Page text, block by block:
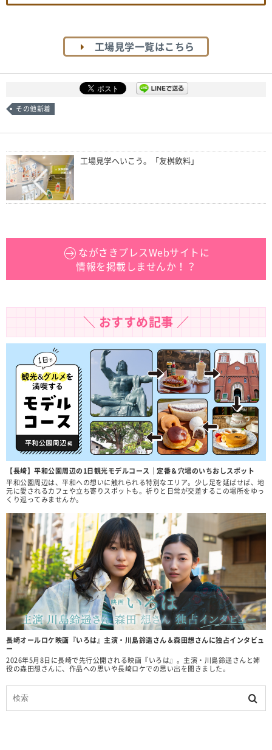
工場見学一覧はこちら
その他新着
工場見学へいこう。「友桝飲料」
ながさきプレスWebサイトに
情報を掲載しませんか！？
＼ おすすめ記事 ／
【長崎】平和公園周辺の1日観光モデルコース｜定番＆穴場のいちおしスポット
平和公園周辺は、平和への想いに触れられる特別なエリア。少し足を延ばせば、地
元に愛されるカフェや立ち寄りスポットも。祈りと日常が交差するこの場所をゆっ
くり巡ってみませんか。
長崎オールロケ映画『いろは』主演・川島鈴遥さん＆森田想さんに独占インタビュ
ー
2026年5月8日に長崎で先行公開される映画『いろは』。主演・川島鈴遥さんと姉
役の森田想さんに、作品への思いや長崎ロケでの思い出を聞きました。